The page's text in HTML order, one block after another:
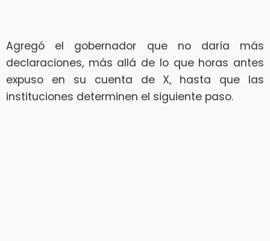
Agregó el gobernador que no daría más
declaraciones, más allá de lo que horas antes
expuso en su cuenta de X, hasta que las
instituciones determinen el siguiente paso.